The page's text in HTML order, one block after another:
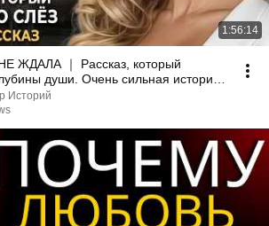
1:56:14
ЖДАЛА ｜ Рассказ, который
души. Очень сильная история
Историй